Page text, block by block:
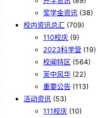
奖学金资讯 (38)
校内资讯总汇 (709)
110校庆 (9)
2023科学营 (19)
校闻特区 (564)
芙中风华 (22)
重要公告 (113)
活动资讯 (53)
111校庆 (10)